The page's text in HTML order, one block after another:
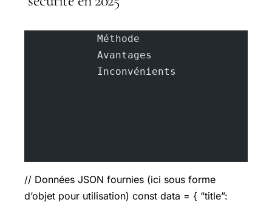
            Méthode
            Avantages
            Inconvénients
// Données JSON fournies (ici sous forme
d’objet pour utilisation) const data = { “title”: